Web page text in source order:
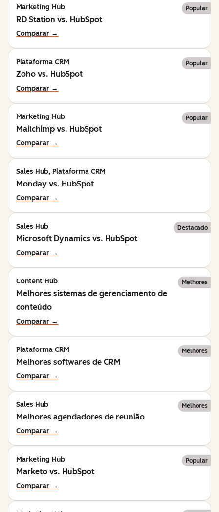
Marketing Hub Popular
RD Station vs. HubSpot
Comparar →
Plataforma CRM Popular
Zoho vs. HubSpot
Comparar →
Marketing Hub Popular
Mailchimp vs. HubSpot
Comparar →
Sales Hub, Plataforma CRM
Monday vs. HubSpot
Comparar →
Sales Hub Destacado
Microsoft Dynamics vs. HubSpot
Comparar →
Content Hub Melhores
Melhores sistemas de gerenciamento de
conteúdo
Comparar →
Plataforma CRM Melhores
Melhores softwares de CRM
Comparar →
Sales Hub Melhores
Melhores agendadores de reunião
Comparar →
Marketing Hub Popular
Marketo vs. HubSpot
Comparar →